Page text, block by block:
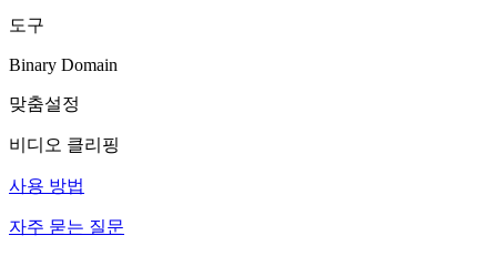
도구
Binary Domain
맞춤설정
비디오 클리핑
사용 방법
자주 묻는 질문